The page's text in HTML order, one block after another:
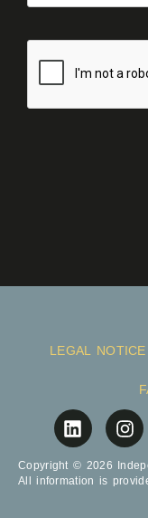
LEGAL NOTICE
Copyright © 2026
All information is